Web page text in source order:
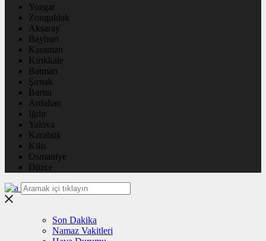
Yozgat
Zonguldak
Aksaray
Bayburt
Karaman
Kırıkkale
Batman
Şırnak
Bartın
Ardahan
Iğdır
Yalova
Karabük
Kilis
Osmaniye
Düzce
Son Dakika
Namaz Vakitleri